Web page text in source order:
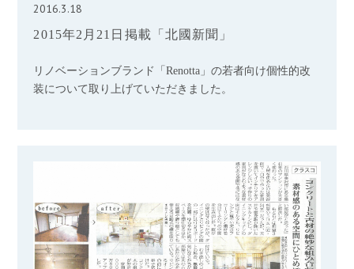
2016.3.18
2015年2月21日掲載「北國新聞」
リノベーションブランド「Renotta」の若者向け個性的改
装について取り上げていただきました。